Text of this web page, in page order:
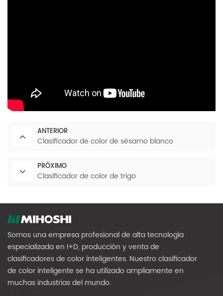
ANTERIOR
Clasificador de color de sésamo blanco
PRÓXIMO
Clasificador de color de trigo
Somos una empresa profesional de alta tecnología
especializada en I+D, producción y venta de
clasificadores de color inteligentes. Nuestro clasificador
de color inteligente se ha utilizado ampliamente en
muchas industrias del mundo.